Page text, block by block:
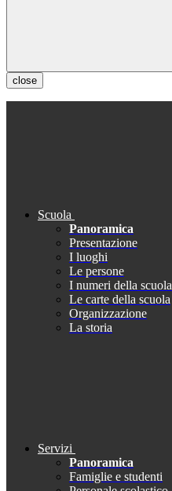
close
Scuola
Panoramica
Presentazione
I luoghi
Le persone
I numeri della scuola
Le carte della scuola
Organizzazione
La storia
Servizi
Panoramica
Famiglie e studenti